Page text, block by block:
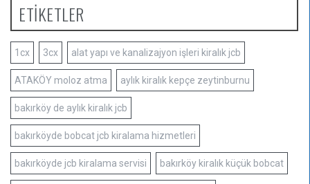
ETİKETLER
1cx 3cx alat yapı ve kanalizajyon işleri kiralık jcb
ATAKÖY moloz atma aylık kiralık kepçe zeytinburnu
bakırköy de aylık kiralık jcb
bakırköyde bobcat jcb kiralama hizmetleri
bakırköyde jcb kiralama servisi bakırköy kiralık küçük bobcat